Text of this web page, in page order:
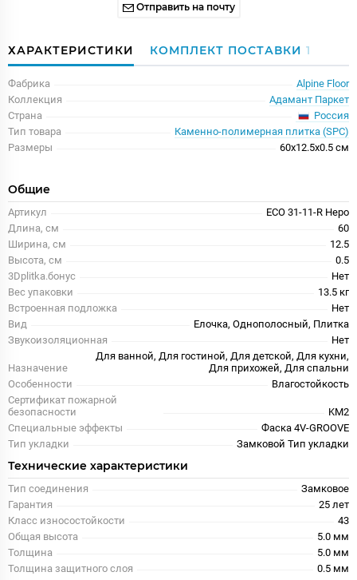
Отправить на почту
ХАРАКТЕРИСТИКИ КОМПЛЕКТ ПОСТАВКИ 1
Фабрика
Alpine Floor
Коллекция
Адамант Паркет
Страна
Россия
Тип товара
Каменно-полимерная плитка (SPC)
Размеры
60x12.5x0.5 см
Общие
Артикул
ECO 31-11-R Неро
Длина, см
60
Ширина, см
12.5
Высота, см
0.5
3Dplitka.бонус
Нет
Вес упаковки
13.5 кг
Встроенная подложка
Нет
Вид
Елочка, Однополосный, Плитка
Звукоизоляционная
Нет
Назначение
Для ванной, Для гостиной, Для детской, Для кухни,
Для прихожей, Для спальни
Особенности
Влагостойкость
Сертификат пожарной
безопасности
KM2
Специальные эффекты
Фаска 4V-GROOVE
Тип укладки
Замковой Тип укладки
Технические характеристики
Тип соединения
Замковое
Гарантия
25 лет
Класс износостойкости
43
Общая высота
5.0 мм
Толщина
5.0 мм
Толщина защитного слоя
0.5 мм